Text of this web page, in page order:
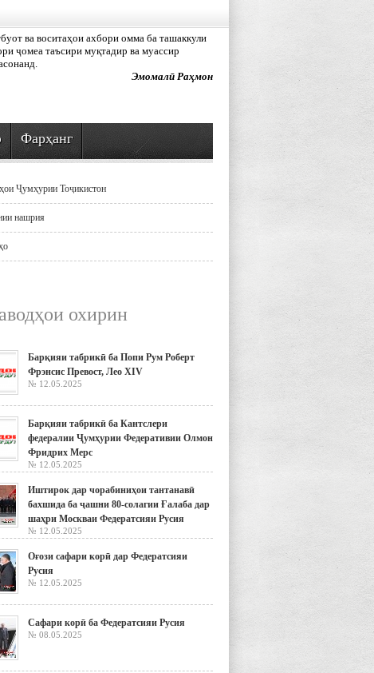
ва воситаҳои ахбори омма ба ташаккули
ҷомеа таъсири муқтадир ва муассир
Эмомалӣ Раҳмон
Фарҳанг
Ҷумҳурии Тоҷикистон
нашрия
охирин
Барқияи табрикӣ ба Попи Рум Роберт
Фрэнсис Превост, Лео XIV
№ 12.05.2025
Барқияи табрикӣ ба Кантслери
федералии Ҷумҳурии Федеративии Олмон
Фридрих Мерс
№ 12.05.2025
Иштирок дар чорабиниҳои тантанавӣ
бахшида ба ҷашни 80-солагии Ғалаба дар
шаҳри Москваи Федератсияи Русия
№ 12.05.2025
Оғози сафари корӣ дар Федератсияи
Русия
№ 12.05.2025
Сафари корӣ ба Федератсияи Русия
№ 08.05.2025